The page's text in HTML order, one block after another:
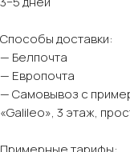
Способы доставки:
— Белпочта
— Европочта
— Самовывоз с
«Galileo», 3 этаж,